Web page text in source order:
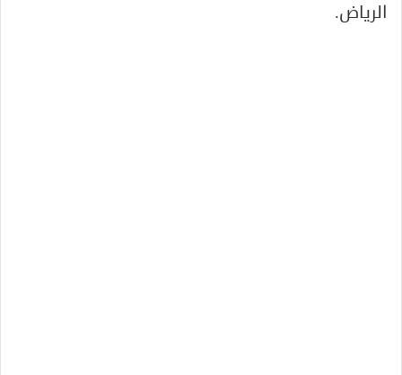
الرياض.